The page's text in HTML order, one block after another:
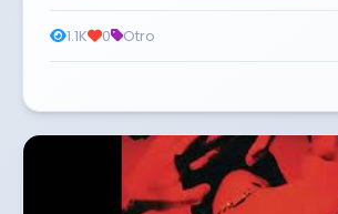
1.1K 0 Otro